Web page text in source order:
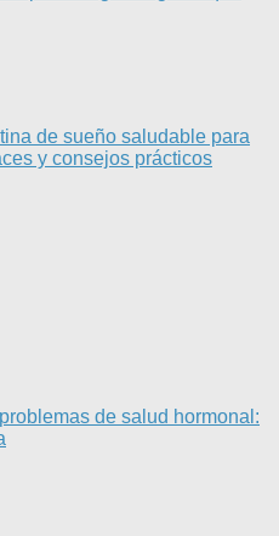
de sueño saludable para
y consejos prácticos
de salud hormonal: